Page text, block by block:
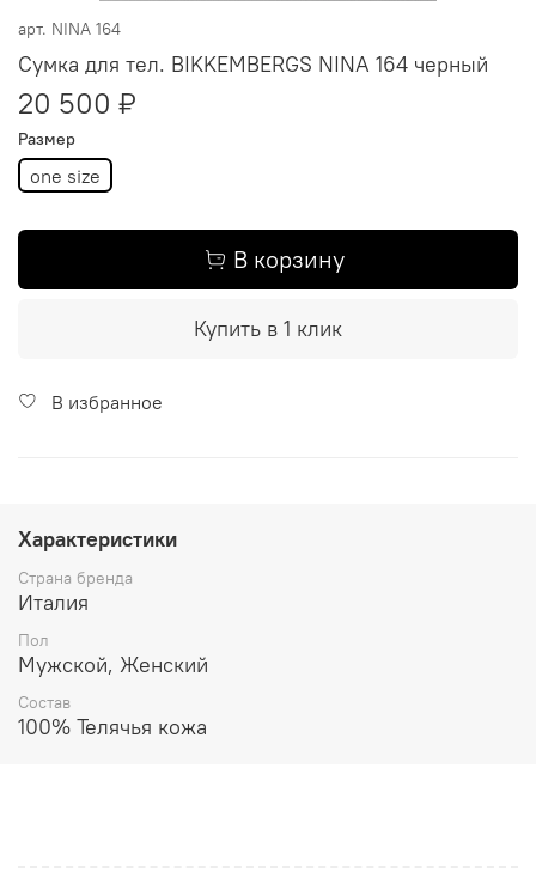
арт. NINA 164
Сумка для тел. BIKKEMBERGS NINA 164 черный
20 500 ₽
Размер
one size
В корзину
Купить в 1 клик
В избранное
Характеристики
Страна бренда
Италия
Пол
Мужской, Женский
Состав
100% Телячья кожа